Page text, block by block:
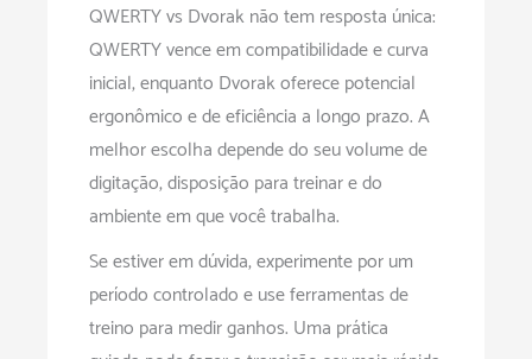
QWERTY vs Dvorak não tem resposta única:
QWERTY vence em compatibilidade e curva
inicial, enquanto Dvorak oferece potencial
ergonômico e de eficiência a longo prazo. A
melhor escolha depende do seu volume de
digitação, disposição para treinar e do
ambiente em que você trabalha.
Se estiver em dúvida, experimente por um
período controlado e use ferramentas de
treino para medir ganhos. Uma prática